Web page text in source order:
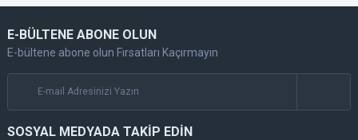
E-BÜLTENE ABONE OLUN
E-bültene abone olun Fırsatları Kaçırmayın
SOSYAL MEDYADA TAKİP EDİN